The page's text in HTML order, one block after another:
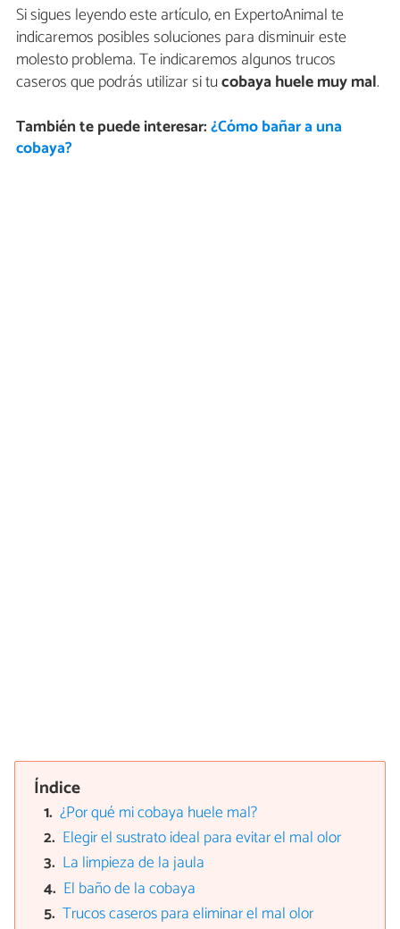
Si sigues leyendo este artículo, en ExpertoAnimal te
indicaremos posibles soluciones para disminuir este
molesto problema. Te indicaremos algunos trucos
caseros que podrás utilizar si tucobaya huele muy mal.
También te puede interesar:¿Cómo bañar a una
cobaya?
Índice
¿Por qué mi cobaya huele mal?
Elegir el sustrato ideal para evitar el mal olor
La limpieza de la jaula
El baño de la cobaya
Trucos caseros para eliminar el mal olor